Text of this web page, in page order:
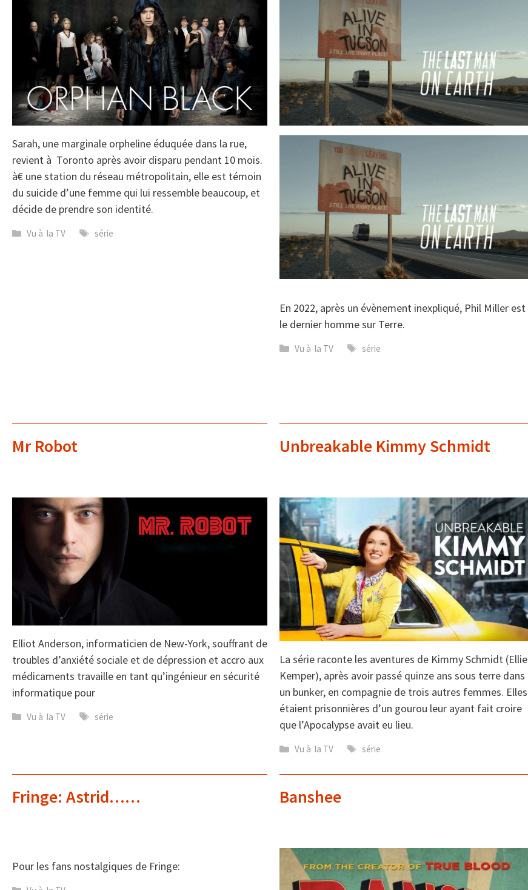
Sarah, une marginale orpheline éduquée dans la rue,
revient à Toronto après avoir disparu pendant 10 mois.
à€ une station du réseau métropolitain, elle est témoin
du suicide d’une femme qui lui ressemble beaucoup, et
décide de prendre son identité.
Catégories
Vu à la TV Étiquettes
série
En 2022, après un évènement inexpliqué, Phil Miller est
le dernier homme sur Terre.
Catégories
Vu à la TV Étiquettes
série
Mr Robot
Elliot Anderson, informaticien de New-York, souffrant de
troubles d’anxiété sociale et de dépression et accro aux
médicaments travaille en tant qu’ingénieur en sécurité
informatique pour
Catégories
Vu à la TV Étiquettes
série
Unbreakable Kimmy Schmidt
La série raconte les aventures de Kimmy Schmidt (Ellie
Kemper), après avoir passé quinze ans sous terre dans
un bunker, en compagnie de trois autres femmes. Elles
étaient prisonnières d’un gourou leur ayant fait croire
que l’Apocalypse avait eu lieu.
Catégories
Vu à la TV Étiquettes
série
Fringe: Astrid……
Pour les fans nostalgiques de Fringe:
Banshee